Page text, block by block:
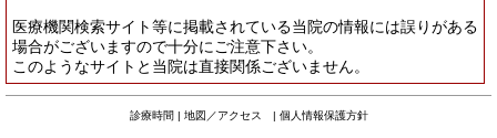
医療機関検索サイト等に掲載されている当院の情報には誤りがある
場合がございますので十分にご注意下さい。
このようなサイトと当院は直接関係ございません。
診療時間 | 地図／アクセス | 個人情報保護方針